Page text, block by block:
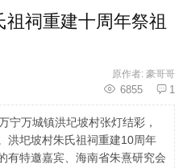
祠重建十周年祭祖
原作者: 豪哥哥
1
6855
宁万城镇洪圮坡村张灯结彩，
洪圯坡村朱氏祖祠重建10周年
有特邀嘉宾、海南省朱熹研究会